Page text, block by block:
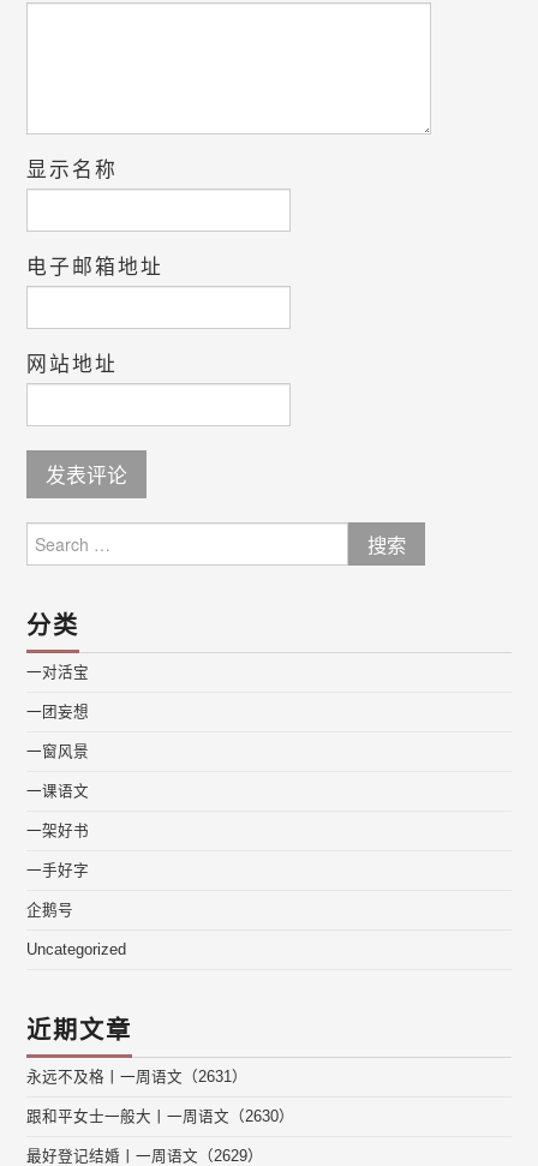
显示名称
电子邮箱地址
网站地址
for:
分类
一对活宝
一团妄想
一窗风景
一课语文
一架好书
一手好字
企鹅号
Uncategorized
近期文章
永远不及格丨一周语文（2631）
跟和平女士一般大丨一周语文（2630）
最好登记结婚丨一周语文（2629）